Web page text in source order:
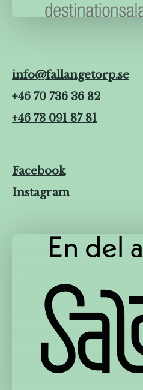
info@fallangetorp.se
+46 70 736 36 82
+46 73 091 87 81
Facebook
Instagram